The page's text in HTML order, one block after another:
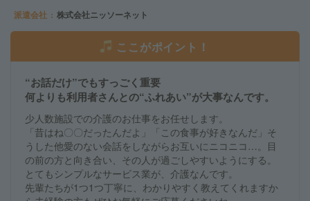
派遣会社
株式会社ニッソーネット
ここがポイント！
“お話だけ”でもすっごく重要
何よりも利用者さんとの“ふれあい”が大事なんです。
少人数施設での介護のお仕事をお任せします。
「昔はね〇〇だったんだよ」「この食事が好きなんだ」そ
うした他愛のない会話をしながらお互いにニコニコ…。目
の前の方と向き合い、その人が過ごしやすいようにする。
とてもシンプルなサービス業が、介護なんです。
先輩たちが1つ1つ丁寧に、わかりやすく教えてくれますか